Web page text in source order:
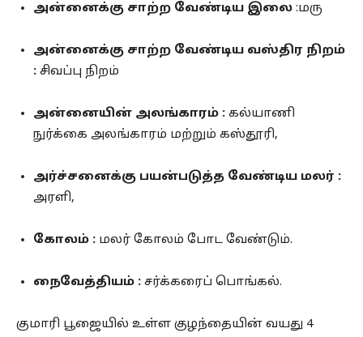
அன்னைக்கு சாற்ற வேண்டிய இலை :மரு
அன்னைக்கு சாற்ற வேண்டிய வஸ்திர நிறம்
: சிவப்பு நிறம்
அன்னையின் அலங்காரம் : கல்யாணி
நுர்க்கை அலங்காரம் மற்றும் கஸ்தூரி,
அர்ச்சனைக்கு பயன்படுத்த வேண்டிய மலர் :
அரளி,
கோலம் : மலர் கோலம் போட வேண்டும்.
நைவேத்தியம் : சர்க்கரைப் பொங்கல்.
குமாரி பூஜையில் உள்ள குழந்தையின் வயது 4